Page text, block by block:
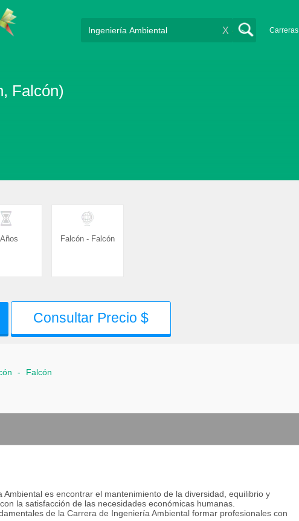
Carreras
X
Falcón)
Falcón - Falcón
Consultar Precio $
- Falcón
es encontrar el mantenimiento de la diversidad, equilibrio y
la satisfacción de las necesidades económicas humanas.
de la Carrera de Ingeniería Ambiental formar profesionales con